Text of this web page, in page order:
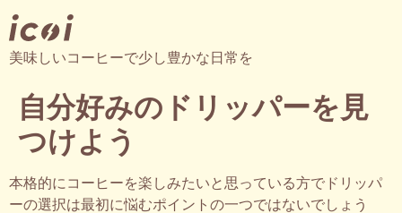
美味しいコーヒーで少し豊かな日常を
自分好みのドリッパーを見
つけよう
本格的にコーヒーを楽しみたいと思っている方でドリッパ
ーの選択は最初に悩むポイントの一つではないでしょう